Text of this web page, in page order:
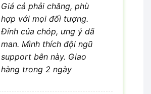
Giá cả phải chăng, phù
hợp với mọi đối tượng.
Đỉnh của chóp, ưng ý dã
man. Mình thích đội ngũ
support bên này. Giao
hàng trong 2 ngày